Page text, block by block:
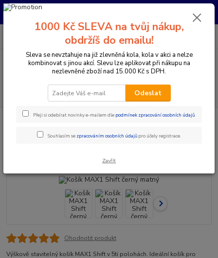
Pro nachystání kola / doplňků na prodejně si prosím zavolejte dopředu.
Menu
CZK
PO-PÁ 10:00-17:00 | SO: 9:00-12:00
Doplňky a helmy Košíky Košík MAX1 Shift černý matný
Košík MAX1 Shift černý matný
Ohodnotit produkt
Výškově stavitelný košík MAX1 Shift v 5ti polohách. Ideální košík pro
1000 Kč SLEVA na tvůj nákup,
obdržíš do emailu!
Sleva se nevztahuje na již zlevněná kola, kola v akci a nelze
kombinovat s jinou akcí. Slevu lze aplikovat při nákupu na
nezlevněné zboží nad 15.000 Kč s DPH.
Odeslat
Přeji si odebírat novinky e-mailem dle podmínek zpracování osobních údajů.
Souhlasím se zpracováním osobních údajů pro účely registrace.
Zavřít